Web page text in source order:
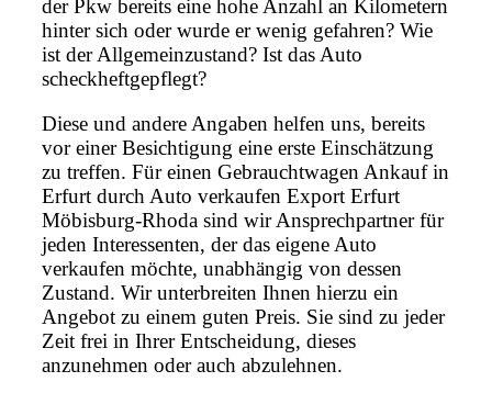
der Pkw bereits eine hohe Anzahl an Kilometern
hinter sich oder wurde er wenig gefahren? Wie
ist der Allgemeinzustand? Ist das Auto
scheckheftgepflegt?
Diese und andere Angaben helfen uns, bereits
vor einer Besichtigung eine erste Einschätzung
zu treffen. Für einen Gebrauchtwagen Ankauf in
Erfurt durch Auto verkaufen Export Erfurt
Möbisburg-Rhoda sind wir Ansprechpartner für
jeden Interessenten, der das eigene Auto
verkaufen möchte, unabhängig von dessen
Zustand. Wir unterbreiten Ihnen hierzu ein
Angebot zu einem guten Preis. Sie sind zu jeder
Zeit frei in Ihrer Entscheidung, dieses
anzunehmen oder auch abzulehnen.